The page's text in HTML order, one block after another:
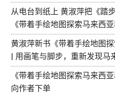
从电台到纸上 黄淑萍把《踏
《带着手绘地图探索马来西
黄淑萍新书《带着手绘地图
| 用画笔与脚步，重新发现马
《带着手绘地图探索马来西
向作者下单